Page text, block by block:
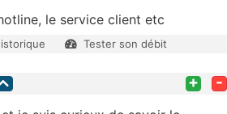
le service client etc
Tester son débit
+ -